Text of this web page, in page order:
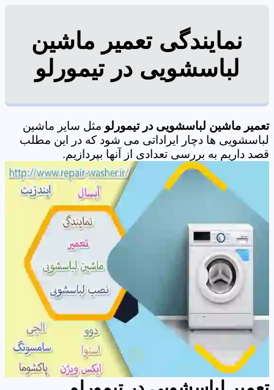
نمایندگی تعمیر ماشین
لباسشویی در تیمورلو
تعمیر ماشین لباسشویی در تیمورلو مثل سایر ماشین
لباسشویی ها دچار ایراداتی می شود که در این مطلب
قصد داریم به بررسی تعدادی از آنها بپردازیم.